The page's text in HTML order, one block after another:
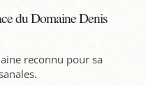
du Domaine Denis
reconnu pour sa